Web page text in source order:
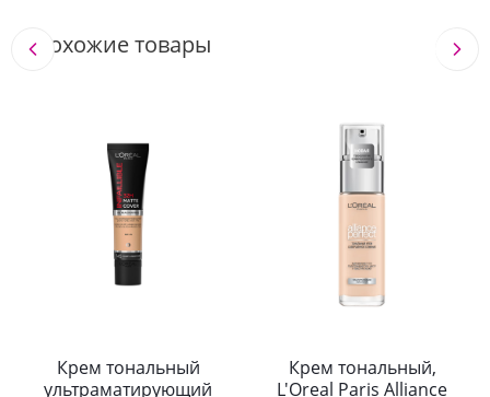
Похожие товары
Крем тональный
ультраматирующий
Крем тональный,
L'Oreal Paris Alliance